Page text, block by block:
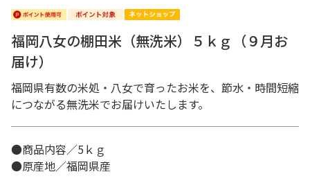
福岡八女の棚田米（無洗米）５ｋｇ（９月お
届け）
福岡県有数の米処・八女で育ったお米を、節水・時間短縮
につながる無洗米でお届けいたします。
●商品内容／5ｋｇ
●原産地／福岡県産